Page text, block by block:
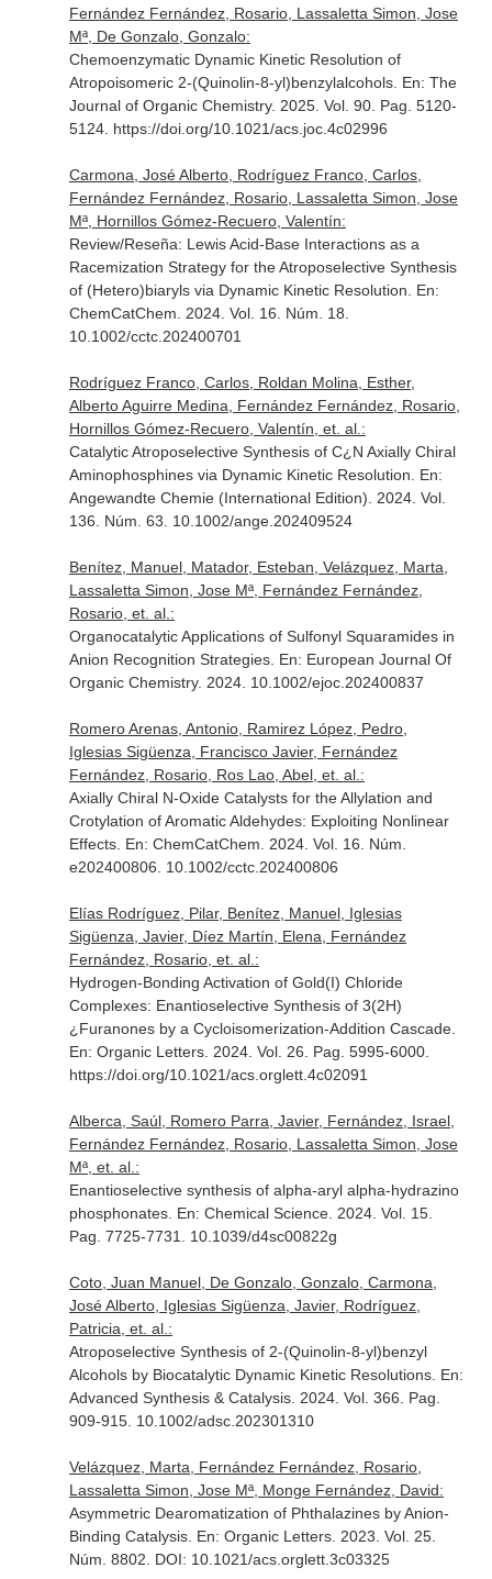
Fernández Fernández, Rosario, Lassaletta Simon, Jose
Mª, De Gonzalo, Gonzalo:
Chemoenzymatic Dynamic Kinetic Resolution of
Atropoisomeric 2-(Quinolin-8-yl)benzylalcohols. En: The
Journal of Organic Chemistry. 2025. Vol. 90. Pag. 5120-
5124. https://doi.org/10.1021/acs.joc.4c02996
Carmona, José Alberto, Rodríguez Franco, Carlos,
Fernández Fernández, Rosario, Lassaletta Simon, Jose
Mª, Hornillos Gómez-Recuero, Valentín:
Review/Reseña: Lewis Acid-Base Interactions as a
Racemization Strategy for the Atroposelective Synthesis
of (Hetero)biaryls via Dynamic Kinetic Resolution. En:
ChemCatChem . 2024. Vol. 16. Núm. 18.
10.1002/cctc.202400701
Rodríguez Franco, Carlos, Roldan Molina, Esther,
Alberto Aguirre Medina, Fernández Fernández, Rosario,
Hornillos Gómez-Recuero, Valentín, et. al.:
Catalytic Atroposelective Synthesis of C¿N Axially Chiral
Aminophosphines via Dynamic Kinetic Resolution. En:
Angewandte Chemie (International Edition) . 2024. Vol.
136. Núm. 63. 10.1002/ange.202409524
Benítez, Manuel, Matador, Esteban, Velázquez, Marta,
Lassaletta Simon, Jose Mª, Fernández Fernández,
Rosario, et. al.:
Organocatalytic Applications of Sulfonyl Squaramides in
Anion Recognition Strategies. En: European Journal Of
Organic Chemistry. 2024. 10.1002/ejoc.202400837
Romero Arenas, Antonio, Ramirez López, Pedro,
Iglesias Sigüenza, Francisco Javier, Fernández
Fernández, Rosario, Ros Lao, Abel, et. al.:
Axially Chiral N-Oxide Catalysts for the Allylation and
Crotylation of Aromatic Aldehydes: Exploiting Nonlinear
Effects. En: ChemCatChem . 2024. Vol. 16. Núm.
e202400806. 10.1002/cctc.202400806
Elías Rodríguez, Pilar, Benítez, Manuel, Iglesias
Sigüenza, Javier, Díez Martín, Elena, Fernández
Fernández, Rosario, et. al.:
Hydrogen-Bonding Activation of Gold(I) Chloride
Complexes: Enantioselective Synthesis of 3(2H)
¿Furanones by a Cycloisomerization-Addition Cascade.
En: Organic Letters. 2024. Vol. 26. Pag. 5995-6000.
https://doi.org/10.1021/acs.orglett.4c02091
Alberca, Saúl, Romero Parra, Javier, Fernández, Israel,
Fernández Fernández, Rosario, Lassaletta Simon, Jose
Mª, et. al.:
Enantioselective synthesis of alpha-aryl alpha-hydrazino
phosphonates. En: Chemical Science. 2024. Vol. 15.
Pag. 7725-7731. 10.1039/d4sc00822g
Coto, Juan Manuel, De Gonzalo, Gonzalo, Carmona,
José Alberto, Iglesias Sigüenza, Javier, Rodríguez,
Patricia, et. al.:
Atroposelective Synthesis of 2-(Quinolin-8-yl)benzyl
Alcohols by Biocatalytic Dynamic Kinetic Resolutions. En:
Advanced Synthesis & Catalysis. 2024. Vol. 366. Pag.
909-915. 10.1002/adsc.202301310
Velázquez, Marta, Fernández Fernández, Rosario,
Lassaletta Simon, Jose Mª, Monge Fernández, David:
Asymmetric Dearomatization of Phthalazines by Anion-
Binding Catalysis. En: Organic Letters. 2023. Vol. 25.
Núm. 8802. DOI: 10.1021/acs.orglett.3c03325